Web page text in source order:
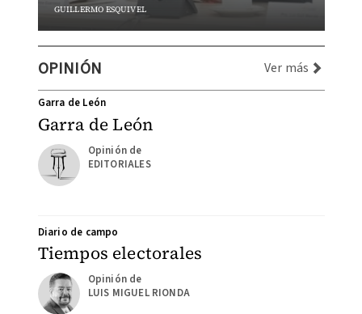
GUILLERMO ESQUIVEL
OPINIÓN Ver más
Garra de León
Garra de León
EDITORIALES
Tiempos electorales
Diario de campo
LUIS MIGUEL RIONDA